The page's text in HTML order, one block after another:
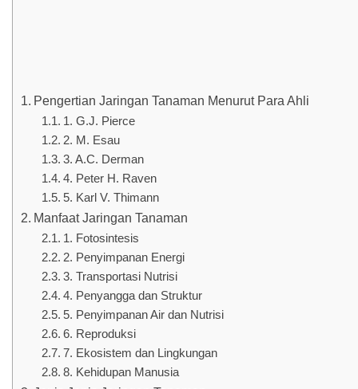
Pengertian Jaringan Tanaman Menurut Para Ahli
1. G.J. Pierce
2. M. Esau
3. A.C. Derman
4. Peter H. Raven
5. Karl V. Thimann
Manfaat Jaringan Tanaman
1. Fotosintesis
2. Penyimpanan Energi
3. Transportasi Nutrisi
4. Penyangga dan Struktur
5. Penyimpanan Air dan Nutrisi
6. Reproduksi
7. Ekosistem dan Lingkungan
8. Kehidupan Manusia